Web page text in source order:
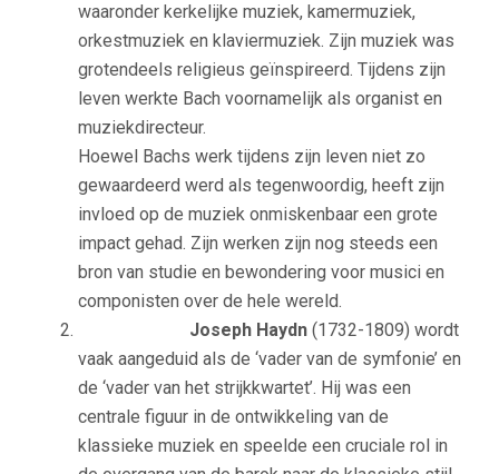
waaronder kerkelijke muziek, kamermuziek,
orkestmuziek en klaviermuziek. Zijn muziek was
grotendeels religieus geïnspireerd. Tijdens zijn
leven werkte Bach voornamelijk als organist en
muziekdirecteur.
Hoewel Bachs werk tijdens zijn leven niet zo
gewaardeerd werd als tegenwoordig, heeft zijn
invloed op de muziek onmiskenbaar een grote
impact gehad. Zijn werken zijn nog steeds een
bron van studie en bewondering voor musici en
componisten over de hele wereld.
Joseph Haydn (1732-1809) wordt
vaak aangeduid als de ‘vader van de symfonie’ en
de ‘vader van het strijkkwartet’. Hij was een
centrale figuur in de ontwikkeling van de
klassieke muziek en speelde een cruciale rol in